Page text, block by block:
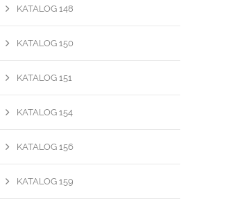
KATALOG 148
KATALOG 150
KATALOG 151
KATALOG 154
KATALOG 156
KATALOG 159